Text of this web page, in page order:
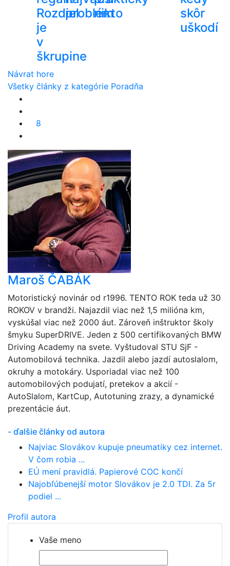
Rozdiel
je
v
škrupine
problém
nikto
skôr
uškodí
Návrat hore
Všetky články z kategórie Poradňa
8
Maroš ČABÁK
Motoristický novinár od r1996. TENTO ROK teda už 30
ROKOV v brandži. Najazdil viac než 1,5 milióna km,
vyskúšal viac než 2000 áut. Zároveň inštruktor školy
šmyku SuperDRIVE. Jeden z 500 certifikovaných BMW
Driving Academy na svete. Vyštudoval STU SjF -
Automobilová technika. Jazdil alebo jazdí autoslalom,
okruhy a motokáry. Usporiadal viac než 100
automobilových podujatí, pretekov a akcií -
AutoSlalom, KartCup, Autotuning zrazy, a dynamické
prezentácie áut.
- ďalšie články od autora
Najviac Slovákov kupuje pneumatiky cez internet.
V čom robia ...
EÚ mení pravidlá. Papierové COC končí
Najobľúbenejší motor Slovákov je 2.0 TDI. Za 5r
podiel ...
Profil autora
Vaše meno